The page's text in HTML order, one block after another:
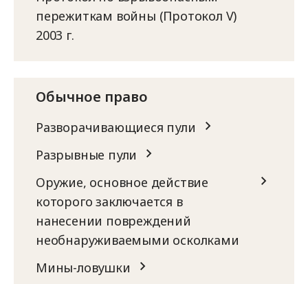
пережиткам войны (Протокол V)
2003 г.
Обычное право
Разворачивающиеся пули
Разрывные пули
Оружие, основное действие
которого заключается в
нанесении повреждений
необнаруживаемыми осколками
Мины-ловушки